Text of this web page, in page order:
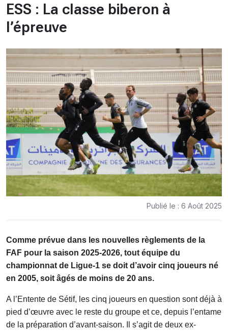
ESS : La classe biberon à
l’épreuve
Publié le : 6 Août 2025
Comme prévue dans les nouvelles règlements de la
FAF pour la saison 2025-2026, tout équipe du
championnat de Ligue-1 se doit d’avoir cinq joueurs né
en 2005, soit âgés de moins de 20 ans.
A l’Entente de Sétif, les cinq joueurs en question sont déjà à
pied d’œuvre avec le reste du groupe et ce, depuis l’entame
de la préparation d’avant-saison. Il s’agit de deux ex-